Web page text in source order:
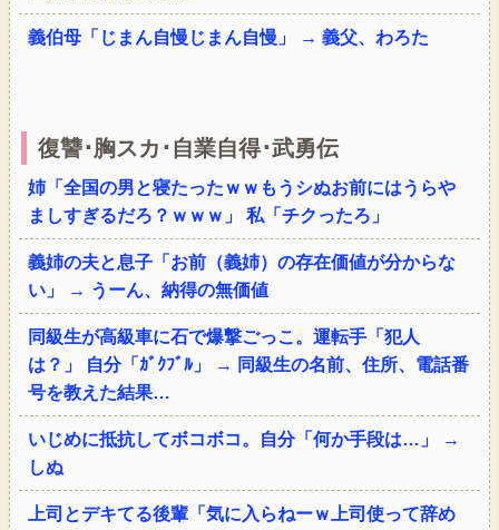
義伯母「じまん自慢じまん自慢」 → 義父、わろた
復讐･胸スカ･自業自得･武勇伝
姉「全国の男と寝たったｗｗもうシぬお前にはうらや
ましすぎるだろ？ｗｗｗ」 私「チクったろ」
義姉の夫と息子「お前（義姉）の存在価値が分からな
い」 → うーん、納得の無価値
同級生が高級車に石で爆撃ごっこ。運転手「犯人
は？」 自分「ｶﾞｸﾌﾞﾙ」 → 同級生の名前、住所、電話番
号を教えた結果…
いじめに抵抗してボコボコ。自分「何か手段は…」 →
しぬ
上司とデキてる後輩「気に入らねーｗ上司使って辞め